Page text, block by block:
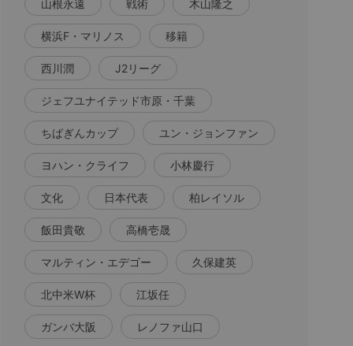
山根永遠 戦術 木山隆之
横浜F・マリノス 移籍
西川潤 J2リーグ
ジェフユナイテッド市原・千葉
ちばぎんカップ ユン・ジョンファン
ヨハン・クライフ 小林慶行
文化 日本代表 柏レイソル
飯田貴敬 高橋壱晟
マルティン・エデゴー 久保建英
北中米W杯 江坂任
ガンバ大阪 レノファ山口